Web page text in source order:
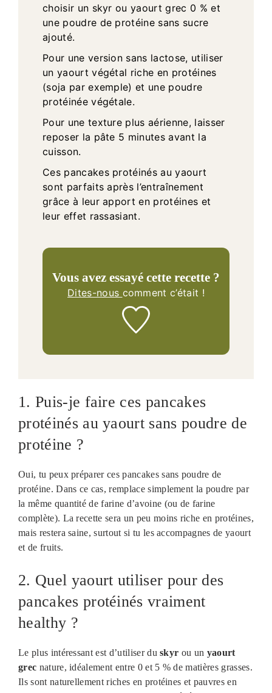
choisir un skyr ou yaourt grec 0 % et
une poudre de protéine sans sucre
ajouté.
Pour une version sans lactose, utiliser
un yaourt végétal riche en protéines
(soja par exemple) et une poudre
protéinée végétale.
Pour une texture plus aérienne, laisser
reposer la pâte 5 minutes avant la
cuisson.
Ces pancakes protéinés au yaourt
sont parfaits après l’entraînement
grâce à leur apport en protéines et
leur effet rassasiant.
Vous avez essayé cette recette ?
Dites-nous comment c’était !
1. Puis-je faire ces pancakes
protéinés au yaourt sans poudre de
protéine ?
Oui, tu peux préparer ces pancakes sans poudre de
protéine. Dans ce cas, remplace simplement la poudre par
la même quantité de farine d’avoine (ou de farine
complète). La recette sera un peu moins riche en protéines,
mais restera saine, surtout si tu les accompagnes de yaourt
et de fruits.
2. Quel yaourt utiliser pour des
pancakes protéinés vraiment
healthy ?
Le plus intéressant est d’utiliser duskyr ou un yaourt
grec nature, idéalement entre 0 et 5 % de matières grasses.
Ils sont naturellement riches en protéines et pauvres en